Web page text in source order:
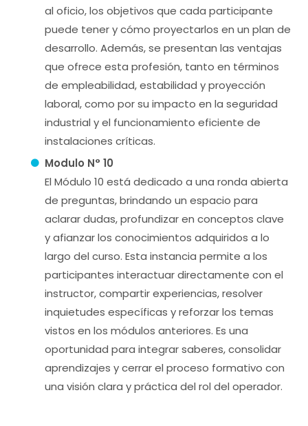
al oficio, los objetivos que cada participante
puede tener y cómo proyectarlos en un plan de
desarrollo. Además, se presentan las ventajas
que ofrece esta profesión, tanto en términos
de empleabilidad, estabilidad y proyección
laboral, como por su impacto en la seguridad
industrial y el funcionamiento eficiente de
instalaciones críticas.
Modulo N° 10
El Módulo 10 está dedicado a una ronda abierta
de preguntas, brindando un espacio para
aclarar dudas, profundizar en conceptos clave
y afianzar los conocimientos adquiridos a lo
largo del curso. Esta instancia permite a los
participantes interactuar directamente con el
instructor, compartir experiencias, resolver
inquietudes específicas y reforzar los temas
vistos en los módulos anteriores. Es una
oportunidad para integrar saberes, consolidar
aprendizajes y cerrar el proceso formativo con
una visión clara y práctica del rol del operador.